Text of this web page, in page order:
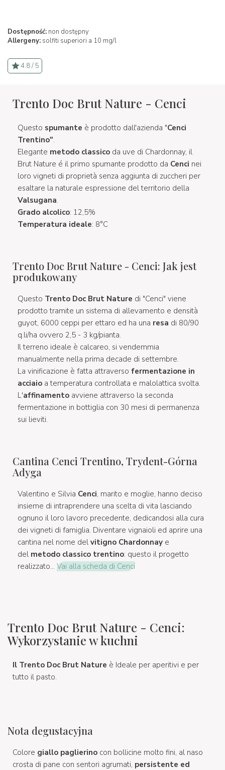
Dostępność: non dostępny
Allergeny: solfiti superiori a 10 mg/l
4.8 / 5
Trento Doc Brut Nature - Cenci
Questo spumante è prodotto dall'azienda "Cenci
Trentino".
Elegante metodo classico da uve di Chardonnay, il
Brut Nature é il primo spumante prodotto da Cenci nei
loro vigneti di proprietà senza aggiunta di zuccheri per
esaltare la naturale espressione del territorio della
Valsugana.
Grado alcolico: 12,5%
Temperatura ideale: 8°C
Trento Doc Brut Nature - Cenci: Jak jest
produkowany
Questo Trento Doc Brut Nature di "Cenci" viene
prodotto tramite un sistema di allevamento e densità
guyot, 6000 ceppi per ettaro ed ha una resa di 80/90
q.li/ha ovvero 2,5 - 3 kg/pianta.
Il terreno ideale è calcareo, si vendemmia
manualmente nella prima decade di settembre.
La vinificazione è fatta attraverso fermentazione in
acciaio a temperatura controllata e malolattica svolta.
L'affinamento avviene attraverso la seconda
fermentazione in bottiglia con 30 mesi di permanenza
sui lieviti.
Cantina Cenci Trentino, Trydent-Górna
Adyga
Valentino e Silvia Cenci, marito e moglie, hanno deciso
insieme di intraprendere una scelta di vita lasciando
ognuno il loro lavoro precedente, dedicandosi alla cura
dei vigneti di famiglia. Diventare vignaioli ed aprire una
cantina nel nome del vitigno Chardonnay e
del metodo classico trentino: questo il progetto
realizzato... Vai alla scheda di Cenci
Trento Doc Brut Nature - Cenci:
Wykorzystanie w kuchni
Il Trento Doc Brut Nature è Ideale per aperitivi e per
tutto il pasto.
Nota degustacyjna
Colore giallo paglierino con bollicine molto fini, al naso
crosta di pane con sentori agrumati, persistente ed